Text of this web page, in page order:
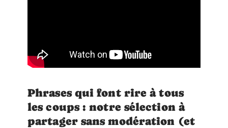
Phrases qui font rire à tous
les coups : notre sélection à
partager sans modération (et